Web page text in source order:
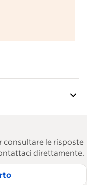
e a
a oltre
consigli
per aiutare le
i dipendenti
le risposte
direttamente.